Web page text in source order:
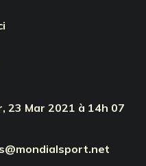
23 Mar 2021 à 14h 07